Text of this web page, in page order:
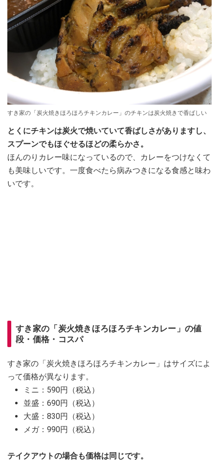
すき家の「炭火焼きほろほろチキンカレー」のチキンは炭火焼きで香ばしい
とくにチキンは炭火で焼いていて香ばしさがありますし、
スプーンでもほぐせるほどの柔らかさ。
ほんのりカレー味になっているので、カレーをつけなくて
も美味しいです。一度食べたら病みつきになる食感と味わ
いです。
すき家の「炭火焼きほろほろチキンカレー」の値
段・価格・コスパ
すき家の「炭火焼きほろほろチキンカレー」はサイズによ
って価格が異なります。
ミニ：590円（税込）
並盛：690円（税込）
大盛：830円（税込）
メガ：990円（税込）
テイクアウトの場合も価格は同じです。